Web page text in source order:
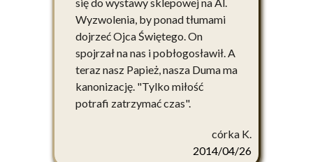
Wyzwolenia, by ponad tłumami
dojrzeć Ojca Świętego. On
spojrzał na nas i pobłogosławił. A
teraz nasz Papież, nasza Duma ma
kanonizację. "Tylko miłość
potrafi zatrzymać czas".
córka K.
2014/04/26